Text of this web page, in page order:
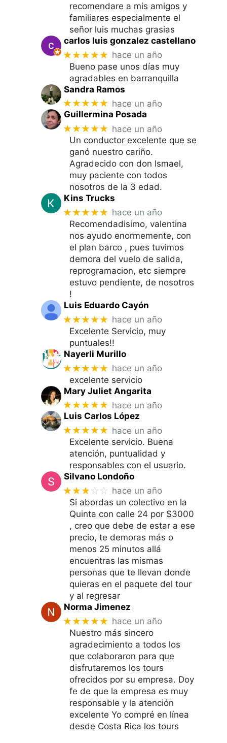
recomendare a mis amigos y
familiares especialmente el
señor luis muchas grasias
carlos luis gonzalez castellano
★★★★★ hace un año
Bueno pase unos días muy
agradables en barranquilla
Sandra Ramos
★★★★★ hace un año
Guillermina Posada
★★★★★ hace un año
Un conductor excelente que se
ganó nuestro cariño.
Agradecido con don Ismael,
muy paciente con todos
nosotros de la 3 edad.
Kins Trucks
★★★★★ hace un año
Recomendadisimo, valentina
nos ayudo enormemente, con
el plan barco , pues tuvimos
demora del vuelo de salida,
reprogramacion, etc siempre
estuvo pendiente, de nosotros
!
Luis Eduardo Cayón
★★★★★ hace un año
Excelente Servicio, muy
puntuales!!
Nayerli Murillo
★★★★★ hace un año
excelente servicio
Mary Juliet Angarita
★★★★★ hace un año
Luis Carlos López
★★★★★ hace un año
Excelente servicio. Buena
atención, puntualidad y
responsables con el usuario.
Silvano Londoño
★★★☆☆ hace un año
Si abordas un colectivo en la
Quinta con calle 24 por $3000
, creo que debe de estar a ese
precio, te demoras más o
menos 25 minutos allá
encuentras las mismas
personas que te llevan donde
quieras en el paquete del tour
y al regresar
Norma Jimenez
★★★★★ hace un año
Nuestro más sincero
agradecimiento a todos los
que colaboraron para que
disfrutaremos los tours
ofrecidos por su empresa. Doy
fe de que la empresa es muy
responsable y la atención
excelente Yo compré en línea
desde Costa Rica los tours